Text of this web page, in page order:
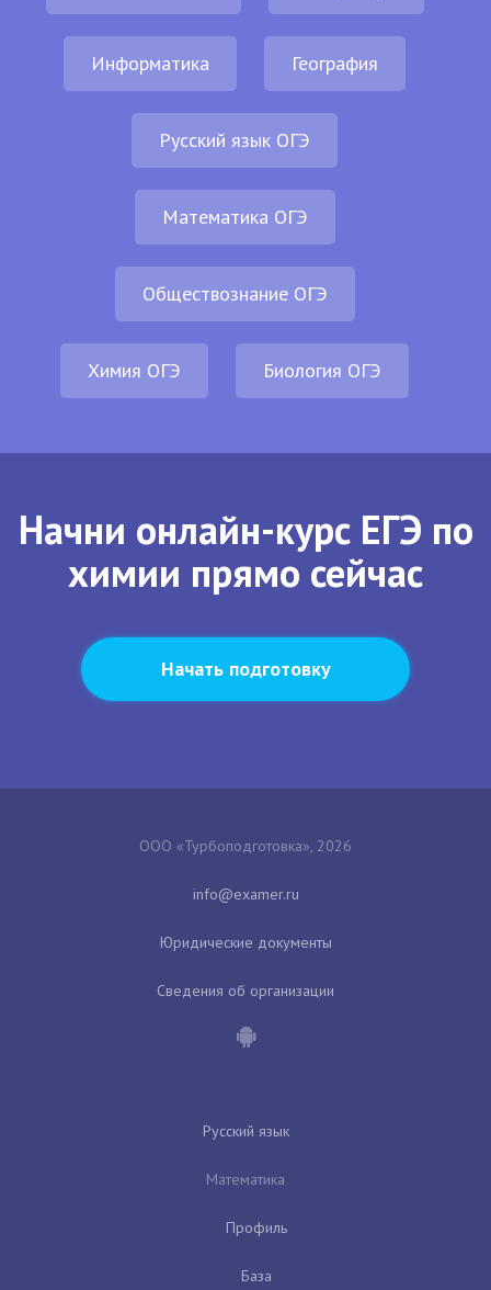
Информатика География
Русский язык ОГЭ
Математика ОГЭ
Обществознание ОГЭ
Химия ОГЭ Биология ОГЭ
Начни онлайн-курс ЕГЭ по
химии прямо сейчас
Начать подготовку
ООО «Турбоподготовка», 2026
Юридические документы
Сведения об организации
Русский язык
Математика
Профиль
База